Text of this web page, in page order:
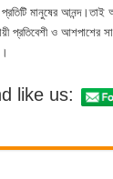
মানুষের আনন্দ।তাই
প্রতিবেশী ও আশপাশের
like us: